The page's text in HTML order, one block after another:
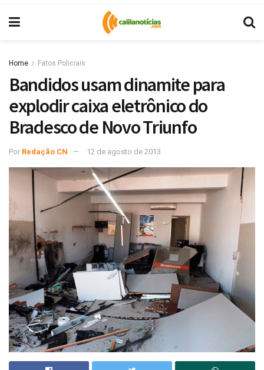
Home Fatos Policiais
Bandidos usam dinamite para
explodir caixa eletrônico do
Bradesco de Novo Triunfo
Por Redação CN 12 de agosto de 2013